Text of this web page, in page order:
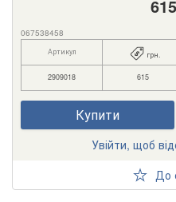
615
067538458
Артикул грн.
2909018 615
Купити
Увійти, щоб
До